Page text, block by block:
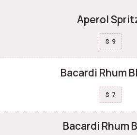
Aperol
$ 9
Bacardi Rhum
$ 7
Bacardi Rhum